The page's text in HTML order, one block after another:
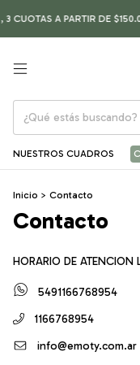
A PARTIR DE
NUESTROS CUADROS
Inicio > Contacto
Contacto
HORARIO DE ATENCION
5491166768954
1166768954
info@emoty.com.ar